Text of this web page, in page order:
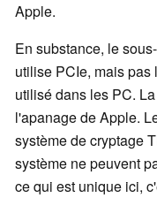
Apple.
En substance, le
utilise PCIe, mais
utilisé dans les PC.
l'apanage de Apple.
système de cryptage
système ne peuvent
ce qui est unique ici,